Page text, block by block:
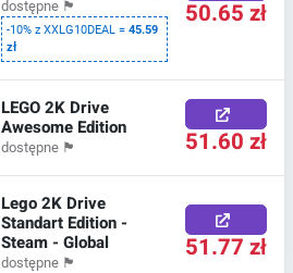
dostępne 🏴
-10% z XXLG10DEAL =45.59
zł
50.65 zł
LEGO 2K Drive
Awesome Edition
dostępne 🏴 51.60 zł
Lego 2K Drive
Standart Edition -
Steam - Global
dostępne 🏴 51.77 zł